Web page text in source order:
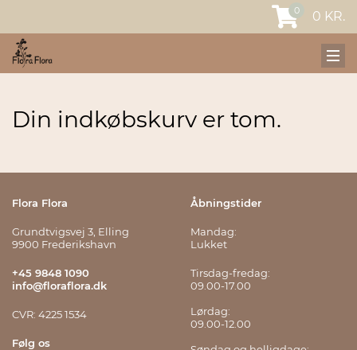
0 0 KR.
Din indkøbskurv er tom.
Flora Flora
Grundtvigsvej 3, Elling
9900 Frederikshavn
+45 9848 1090
info@floraflora.dk
CVR: 4225 1534
Følg os
Åbningstider
Mandag:
Lukket
Tirsdag-fredag:
09.00-17.00
Lørdag:
09.00-12.00